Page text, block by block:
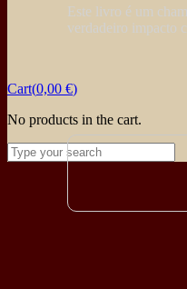
Cart(0,00 €)
No products in the cart.
Este livro é um
verdadeiro impacto